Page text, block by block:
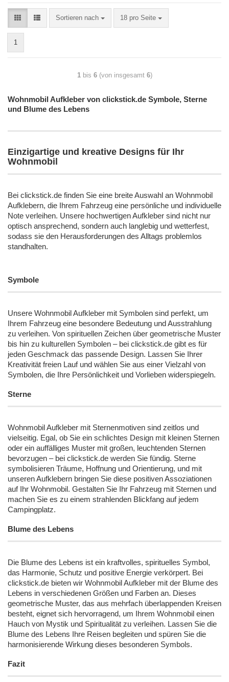
Sortieren nach 18 pro Seite
1
1bis 6(von insgesamt 6)
Wohnmobil Aufkleber von clickstick.de Symbole, Sterne
und Blume des Lebens
Einzigartige und kreative Designs für Ihr
Wohnmobil
Bei clickstick.de finden Sie eine breite Auswahl an Wohnmobil
Aufklebern, die Ihrem Fahrzeug eine persönliche und individuelle
Note verleihen. Unsere hochwertigen Aufkleber sind nicht nur
optisch ansprechend, sondern auch langlebig und wetterfest,
sodass sie den Herausforderungen des Alltags problemlos
standhalten.
Symbole
Unsere Wohnmobil Aufkleber mit Symbolen sind perfekt, um
Ihrem Fahrzeug eine besondere Bedeutung und Ausstrahlung
zu verleihen. Von spirituellen Zeichen über geometrische Muster
bis hin zu kulturellen Symbolen – bei clickstick.de gibt es für
jeden Geschmack das passende Design. Lassen Sie Ihrer
Kreativität freien Lauf und wählen Sie aus einer Vielzahl von
Symbolen, die Ihre Persönlichkeit und Vorlieben widerspiegeln.
Sterne
Wohnmobil Aufkleber mit Sternenmotiven sind zeitlos und
vielseitig. Egal, ob Sie ein schlichtes Design mit kleinen Sternen
oder ein auffälliges Muster mit großen, leuchtenden Sternen
bevorzugen – bei clickstick.de werden Sie fündig. Sterne
symbolisieren Träume, Hoffnung und Orientierung, und mit
unseren Aufklebern bringen Sie diese positiven Assoziationen
auf Ihr Wohnmobil. Gestalten Sie Ihr Fahrzeug mit Sternen und
machen Sie es zu einem strahlenden Blickfang auf jedem
Campingplatz.
Blume des Lebens
Die Blume des Lebens ist ein kraftvolles, spirituelles Symbol,
das Harmonie, Schutz und positive Energie verkörpert. Bei
clickstick.de bieten wir Wohnmobil Aufkleber mit der Blume des
Lebens in verschiedenen Größen und Farben an. Dieses
geometrische Muster, das aus mehrfach überlappenden Kreisen
besteht, eignet sich hervorragend, um Ihrem Wohnmobil einen
Hauch von Mystik und Spiritualität zu verleihen. Lassen Sie die
Blume des Lebens Ihre Reisen begleiten und spüren Sie die
harmonisierende Wirkung dieses besonderen Symbols.
Fazit